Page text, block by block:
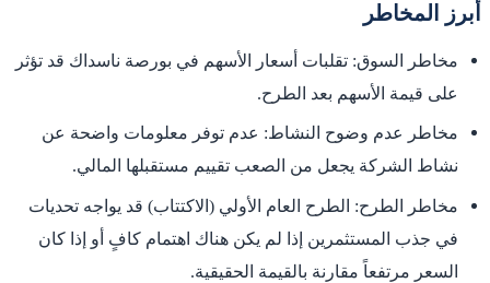
أبرز المخاطر
مخاطر السوق: تقلبات أسعار الأسهم في بورصة ناسداك قد تؤثر
على قيمة الأسهم بعد الطرح.
مخاطر عدم وضوح النشاط: عدم توفر معلومات واضحة عن
نشاط الشركة يجعل من الصعب تقييم مستقبلها المالي.
مخاطر الطرح: الطرح العام الأولي (الاكتتاب) قد يواجه تحديات
في جذب المستثمرين إذا لم يكن هناك اهتمام كافٍ أو إذا كان
السعر مرتفعاً مقارنة بالقيمة الحقيقية.